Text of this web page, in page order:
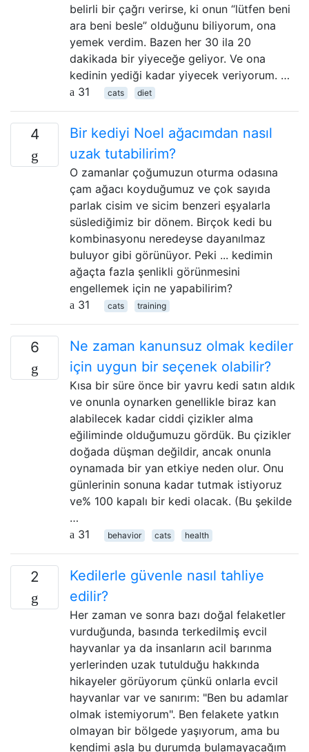
belirli bir çağrı verirse, ki onun “lütfen beni
ara beni besle” olduğunu biliyorum, ona
yemek verdim. Bazen her 30 ila 20
dakikada bir yiyeceğe geliyor. Ve ona
kedinin yediği kadar yiyecek veriyorum. …
31
cats diet
4
Bir kediyi Noel ağacımdan nasıl
uzak tutabilirim?
O zamanlar çoğumuzun oturma odasına
çam ağacı koyduğumuz ve çok sayıda
parlak cisim ve sicim benzeri eşyalarla
süslediğimiz bir dönem. Birçok kedi bu
kombinasyonu neredeyse dayanılmaz
buluyor gibi görünüyor. Peki ... kedimin
ağaçta fazla şenlikli görünmesini
engellemek için ne yapabilirim?
31
cats training
6
Ne zaman kanunsuz olmak kediler
için uygun bir seçenek olabilir?
Kısa bir süre önce bir yavru kedi satın aldık
ve onunla oynarken genellikle biraz kan
alabilecek kadar ciddi çizikler alma
eğiliminde olduğumuzu gördük. Bu çizikler
doğada düşman değildir, ancak onunla
oynamada bir yan etkiye neden olur. Onu
günlerinin sonuna kadar tutmak istiyoruz
ve% 100 kapalı bir kedi olacak. (Bu şekilde
…
31
behavior cats health
2
Kedilerle güvenle nasıl tahliye
edilir?
Her zaman ve sonra bazı doğal felaketler
vurduğunda, basında terkedilmiş evcil
hayvanlar ya da insanların acil barınma
yerlerinden uzak tutulduğu hakkında
hikayeler görüyorum çünkü onlarla evcil
hayvanlar var ve sanırım: "Ben bu adamlar
olmak istemiyorum". Ben felakete yatkın
olmayan bir bölgede yaşıyorum, ama bu
kendimi asla bu durumda bulamayacağım